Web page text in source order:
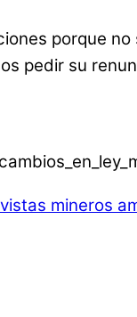
porque
pedir su
mineros